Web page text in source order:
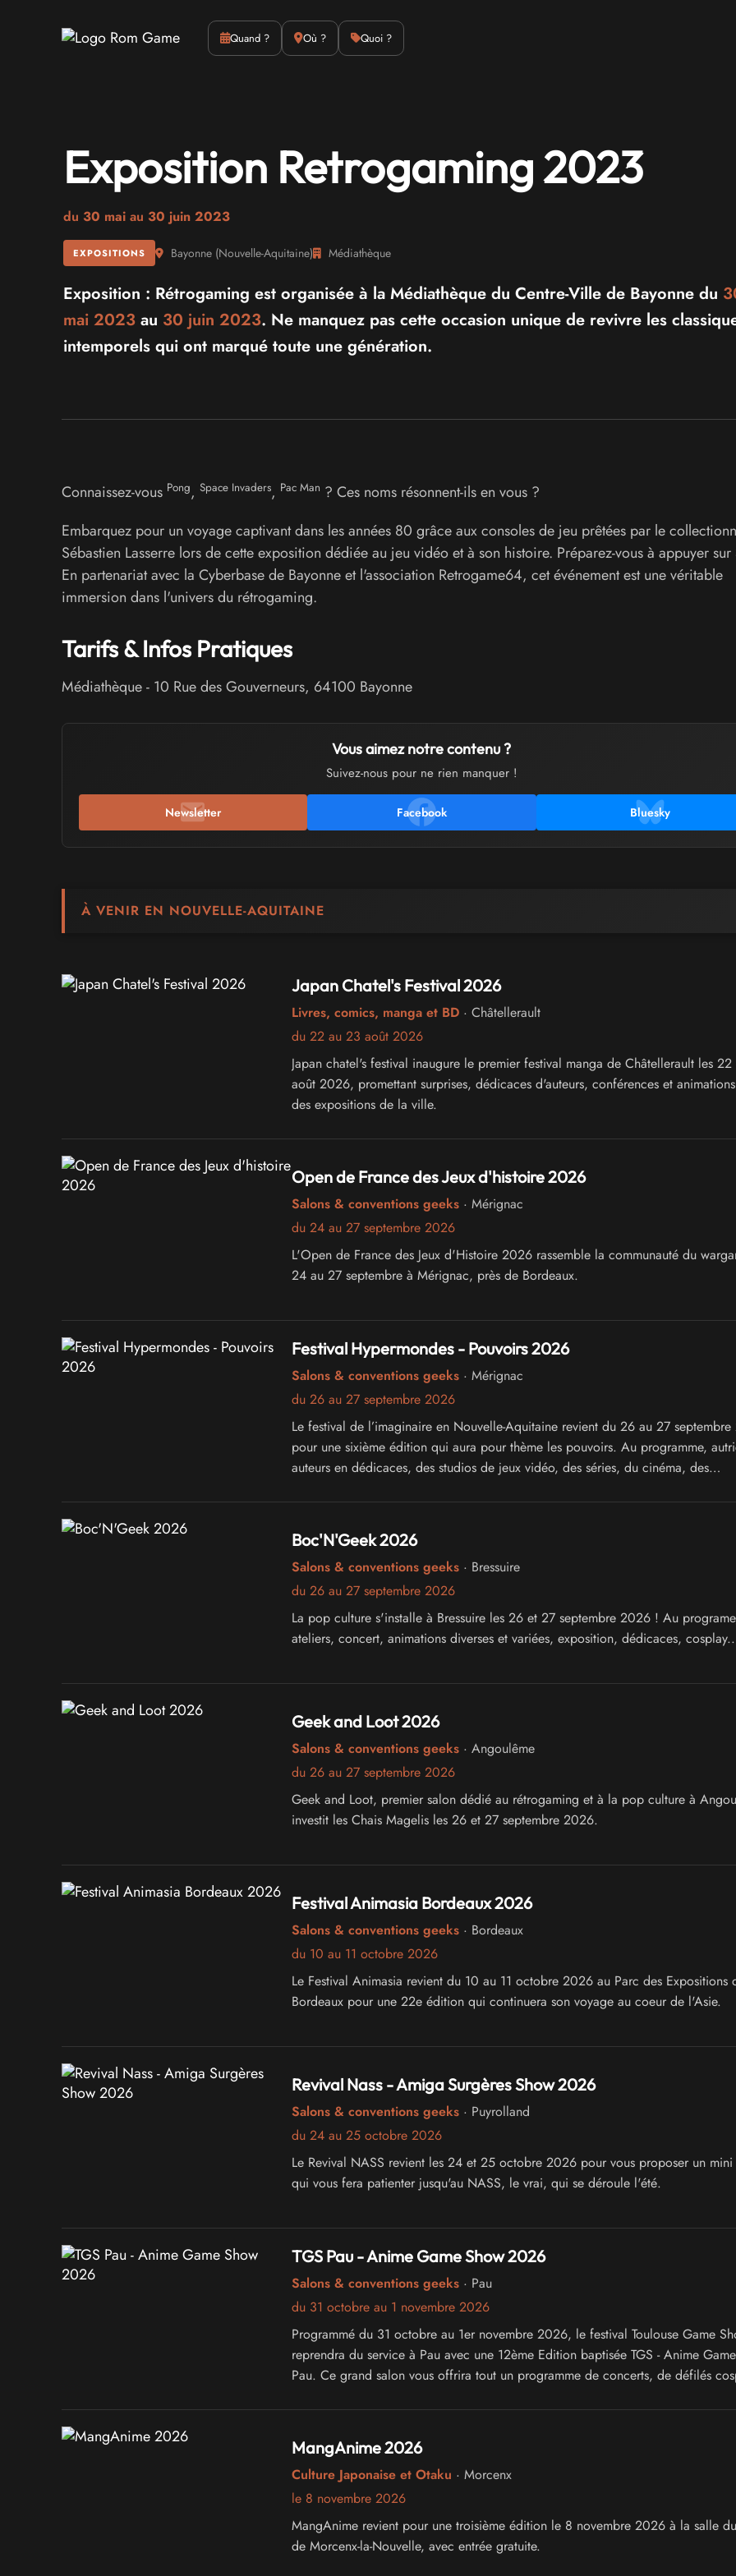
Quand ? Où ? Quoi ?
Actus Culture Emulation
Exposition Retrogaming 2023
du 30 maiau 30 juin 2023
EXPOSITIONS Bayonne(Nouvelle-Aquitaine) Médiathèque
Exposition : Rétrogaming est organisée à la Médiathèque du Centre-Ville de Bayonne du
mai 2023au 30 juin 2023. Ne manquez pas cette occasion unique de revivre les
intemporels qui ont marqué toute une génération.
Connaissez-vous Pong, Space Invaders, Pac Man ? Ces noms résonnent-ils en vous ?
Embarquez pour un voyage captivant dans les années 80 grâce aux consoles de jeu prêtées par le
Sébastien Lasserre lors de cette exposition dédiée au jeu vidéo et à son histoire. Préparez-vous à appuyer sur
En partenariat avec la Cyberbase de Bayonne et l'association Retrogame64, cet événement est une véritable
immersion dans l'univers du rétrogaming.
Tarifs & Infos Pratiques
Médiathèque- 10 Rue des Gouverneurs, 64100 Bayonne
Vous aimez notre contenu ?
Suivez-nous pour ne rien manquer !
Newsletter Facebook Bluesky
À VENIR EN NOUVELLE-AQUITAINE
Japan Chatel's Festival 2026
Livres, comics, manga et BD· Châtellerault
du 22 au 23 août 2026
Japan chatel's festival inaugure le premier festival manga de Châtellerault les
août 2026, promettant surprises, dédicaces d'auteurs, conférences et
des expositions de la ville.
Open de France des Jeux d'histoire 2026
Salons & conventions geeks· Mérignac
du 24 au 27 septembre 2026
L'Open de France des Jeux d'Histoire 2026 rassemble la communauté du
24 au 27 septembre à Mérignac, près de Bordeaux.
Festival Hypermondes - Pouvoirs 2026
Salons & conventions geeks· Mérignac
du 26 au 27 septembre 2026
Le festival de l’imaginaire en Nouvelle-Aquitaine revient du 26 au 27
pour une sixième édition qui aura pour thème les pouvoirs. Au programme,
auteurs en dédicaces, des studios de jeux vidéo, des séries, du cinéma, des
Boc'N'Geek 2026
Salons & conventions geeks· Bressuire
du 26 au 27 septembre 2026
La pop culture s'installe à Bressuire les 26 et 27 septembre 2026 ! Au
ateliers, concert, animations diverses et variées, exposition, dédicaces,
Geek and Loot 2026
Salons & conventions geeks· Angoulême
du 26 au 27 septembre 2026
Geek and Loot, premier salon dédié au rétrogaming et à la pop culture à
investit les Chais Magelis les 26 et 27 septembre 2026.
Festival Animasia Bordeaux 2026
Salons & conventions geeks· Bordeaux
du 10 au 11 octobre 2026
Le Festival Animasia revient du 10 au 11 octobre 2026 au Parc des Expositions de
Bordeaux pour une 22e édition qui continuera son voyage au coeur de l'Asie.
Revival Nass - Amiga Surgères Show 2026
Salons & conventions geeks· Puyrolland
du 24 au 25 octobre 2026
Le Revival NASS revient les 24 et 25 octobre 2026 pour vous proposer un mini
qui vous fera patienter jusqu'au NASS, le vrai, qui se déroule l'été.
TGS Pau - Anime Game Show 2026
Salons & conventions geeks· Pau
du 31 octobre au 1 novembre 2026
Programmé du 31 octobre au 1er novembre 2026, le festival Toulouse Game
reprendra du service à Pau avec une 12ème Edition baptisée TGS - Anime
Pau. Ce grand salon vous offrira tout un programme de concerts, de défilés
et des quiz.
MangAnime 2026
Culture Japonaise et Otaku · Morcenx
le 8 novembre 2026
MangAnime revient pour une troisième édition le 8 novembre 2026 à la salle
de Morcenx-la-Nouvelle, avec entrée gratuite.